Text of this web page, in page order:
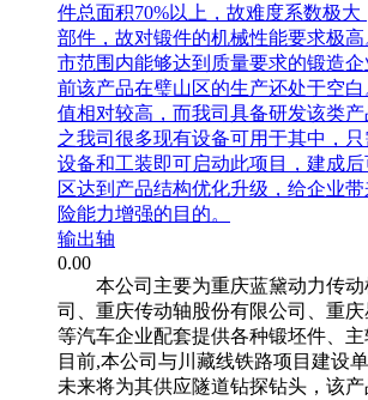
件总面积70%以上，故难度系数极
部件，故对锻件的机械性能要求极
市范围内能够达到质量要求的锻造企
前该产品在璧山区的生产还处于空
值相对较高，而我司具备研发该类
之我司很多现有设备可用于其中，
设备和工装即可启动此项目，建成
区达到产品结构优化升级，给企业
险能力增强的目的。
输出轴
0.00
本公司主要为重庆蓝黛动力传动
司、重庆传动轴股份有限公司、重庆
等汽车企业配套提供各种锻坯件、主
目前,本公司与川藏线铁路项目建设
未来将为其供应隧道钻探钻头，该